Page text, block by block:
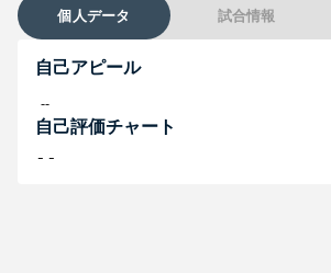
個人データ 試合情報
自己アピール
--
自己評価チャート
--